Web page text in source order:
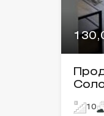
10